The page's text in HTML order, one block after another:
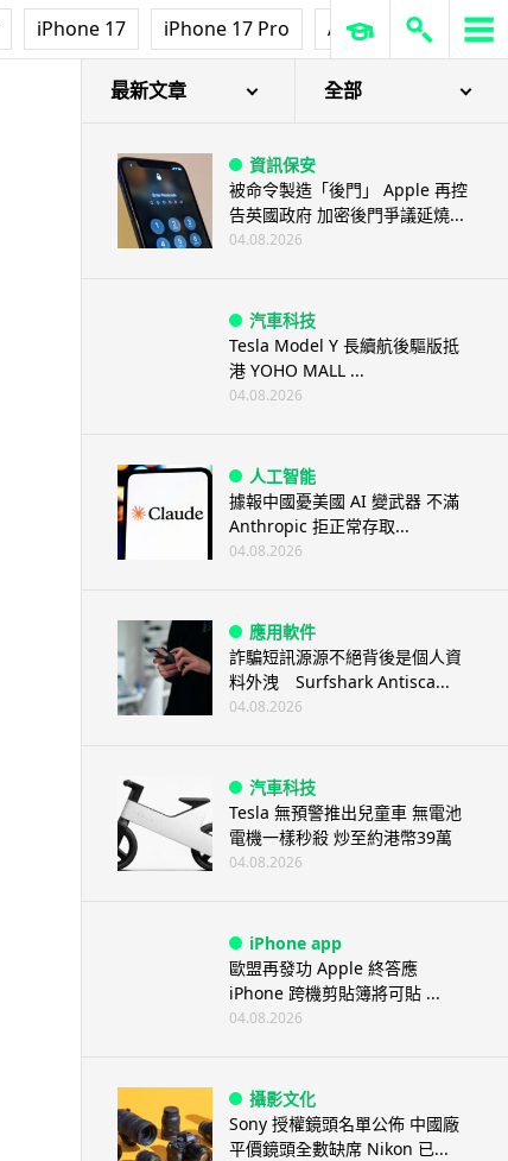
iPhone 17 iPhone 17 Pro AirPods Pro 3
最新文章 全部
資訊保安
被命令製造「後門」 Apple 再控
告英國政府 加密後門爭議延燒...
04.08.2026
汽車科技
Tesla Model Y 長續航後驅版抵
港 YOHO MALL ...
04.08.2026
人工智能
據報中國憂美國 AI 變武器 不滿
Anthropic 拒正常存取...
04.08.2026
應用軟件
詐騙短訊源源不絕背後是個人資
料外洩 Surfshark Antisca...
04.08.2026
汽車科技
Tesla 無預警推出兒童車 無電池
電機一樣秒殺 炒至約港幣39萬
04.08.2026
iPhone app
歐盟再發功 Apple 終答應
iPhone 跨機剪貼簿將可貼 ...
04.08.2026
攝影文化
Sony 授權鏡頭名單公佈 中國廠
平價鏡頭全數缺席 Nikon 已...